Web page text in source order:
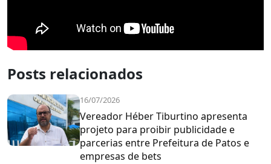
Posts relacionados
16/07/2026
Vereador Héber Tiburtino apresenta
projeto para proibir publicidade e
parcerias entre Prefeitura de Patos e
empresas de bets